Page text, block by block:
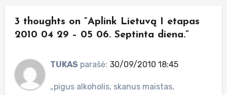
3 thoughts on “Aplink Lietuvą I etapas
2010 04 29 – 05 06. Septinta diena.”
TUKAS parašė: 30/09/2010 18:45
„pigus alkoholis, skanus maistas,